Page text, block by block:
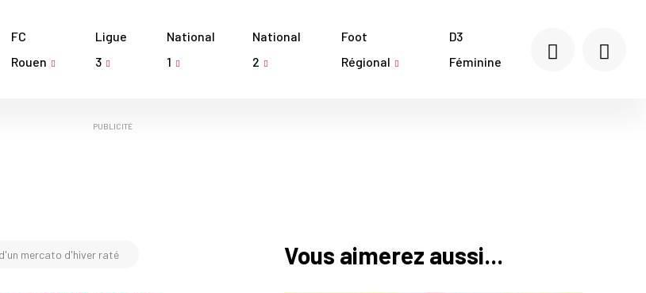
FC
Rouen
Ligue
3
National
1
National
2
Foot
Régional
D3
Féminine
PUBLICITÉ
mercato d'hiver raté Vous aimerez aussi...